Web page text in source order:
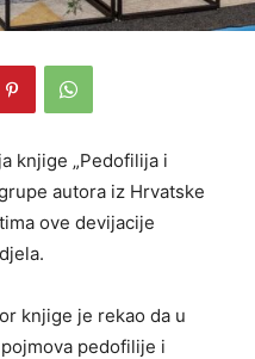
knjige „Pedofilija i
autora iz Hrvatske
ove devijacije
knjige je rekao da u
pedofilije i